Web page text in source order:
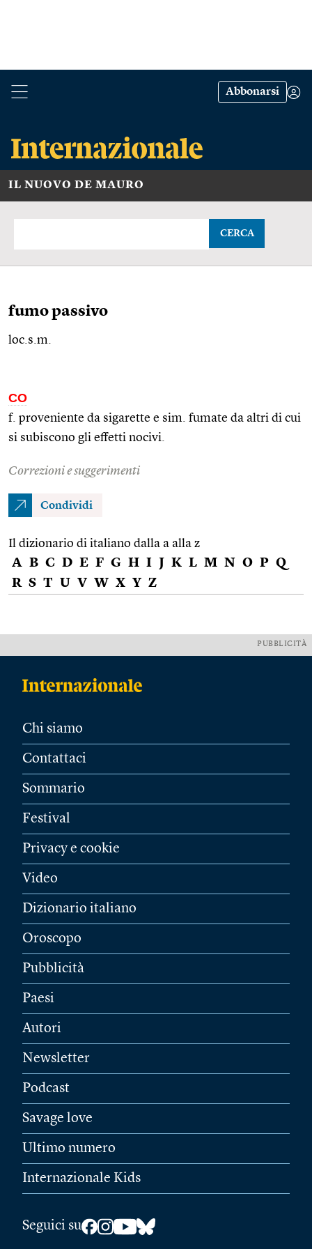
Abbonarsi
IL NUOVO DE MAURO
CERCA
fumo passivo
loc.s.m.
CO
f. proveniente da sigarette e sim.
fumate da altri di cui
si subiscono gli effetti nocivi.
Correzioni e suggerimenti
Condividi
Il dizionario di italiano dalla a alla z
A B C D E F G H I J K L M N O P Q
R S T U V W X Y Z
PUBBLICITÀ
Chi siamo
Contattaci
Sommario
Festival
Privacy e cookie
Video
Dizionario italiano
Oroscopo
Pubblicità
Paesi
Autori
Newsletter
Podcast
Savage love
Ultimo numero
Internazionale Kids
Seguici su